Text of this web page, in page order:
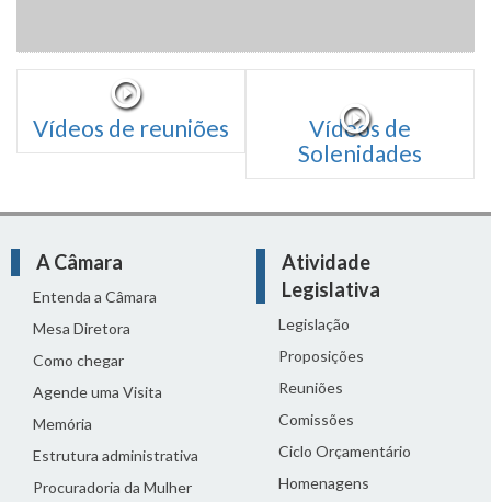
Vídeos de reuniões
Vídeos de
Solenidades
A Câmara
Entenda a Câmara
Mesa Diretora
Como chegar
Agende uma Visita
Memória
Estrutura administrativa
Procuradoria da Mulher
Atividade
Legislativa
Legislação
Proposições
Reuniões
Comissões
Ciclo Orçamentário
Homenagens